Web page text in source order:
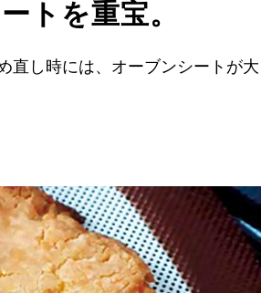
トを重宝。
直し時には、オーブンシートが大